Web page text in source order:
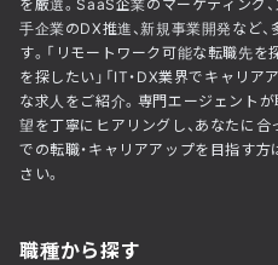
手企業のDX推進、新規事業開発など
す。「リモートワーク可能な転職先を
を探したい」「IT・DX業界でキャリ
な求人をご紹介。専門エージェントが
望を丁寧にヒアリングし、あなたに合
での転職・キャリアアップを目指す
さい。
職種から探す